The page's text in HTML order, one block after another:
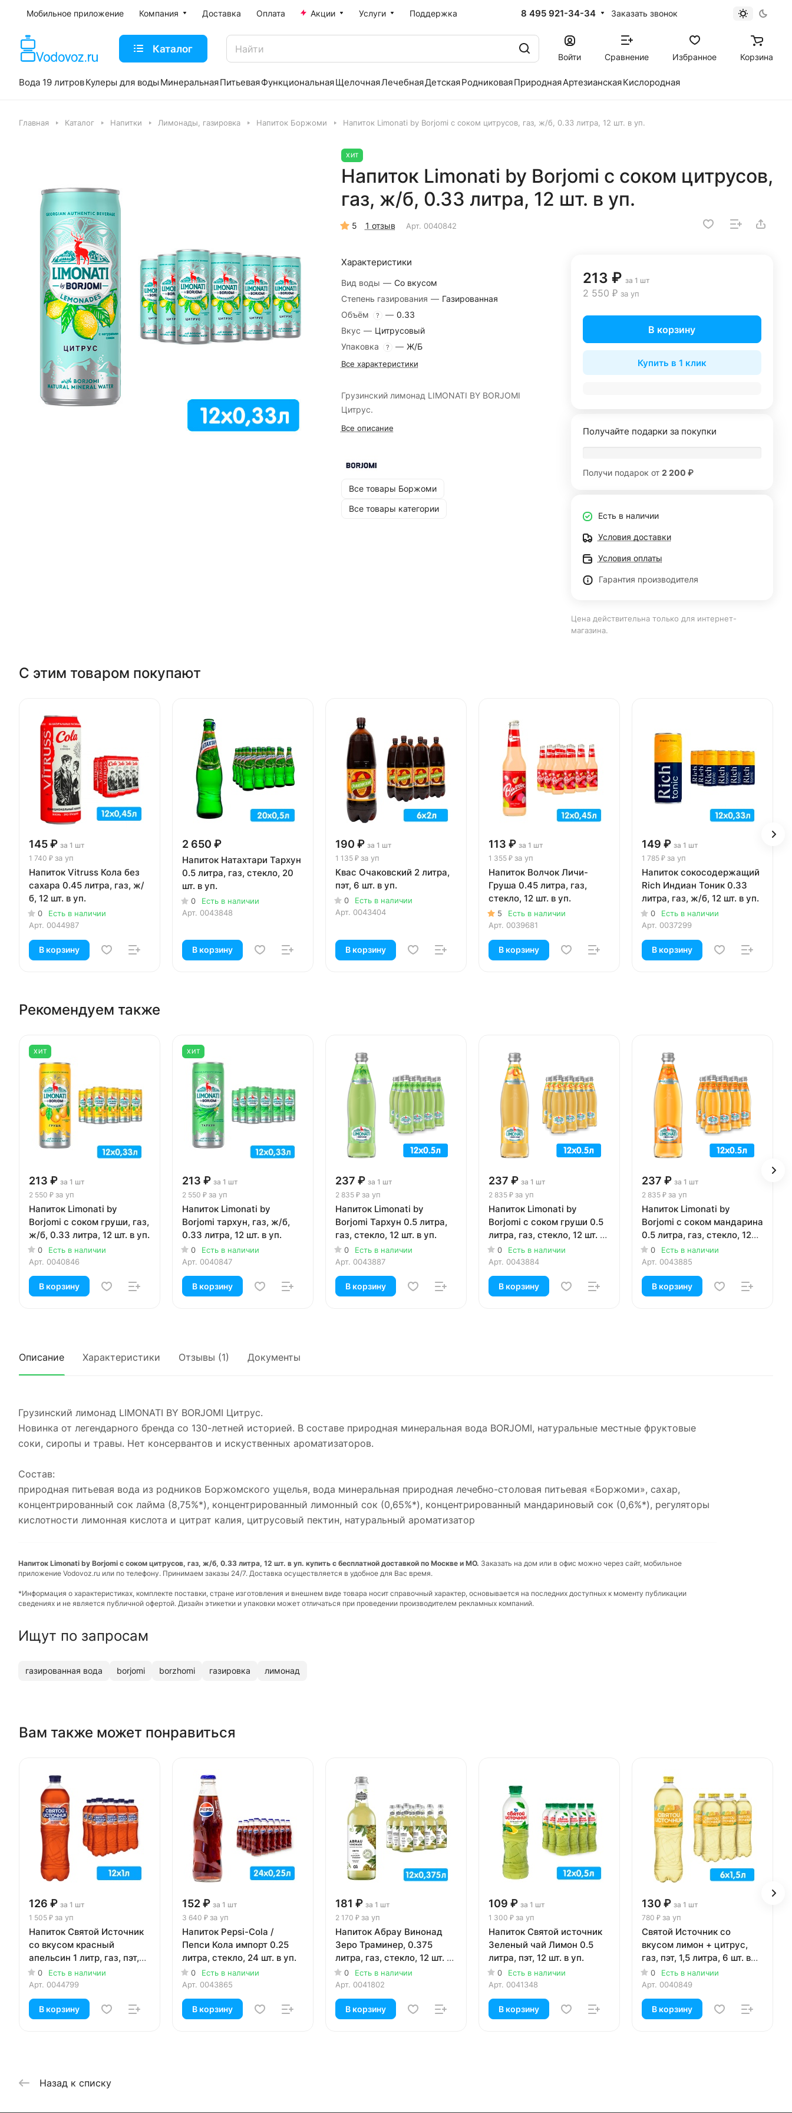
Мобильное приложение Компания Доставка Оплата Акции Услуги Поддержка 8 495 921-34-34 Заказать звонок
Каталог
Войти Сравнение Избранное Корзина
Вода 19 литровКулеры для воды МинеральнаяПитьеваяФункциональнаяЩелочнаяЛечебнаяДетскаяРодниковаяПрироднаяАртезианскаяКислородная
Главная Каталог Напитки Лимонады, газировка Напиток Боржоми Напиток Limonati by Borjomi с соком цитрусов, газ, ж/б, 0.33 литра, 12 шт. в уп.
ХИТ
Напиток Limonati by Borjomi с соком цитрусов,
газ, ж/б, 0.33 литра, 12 шт. в уп.
5 1 отзыв Арт. 0040842
Характеристики
Вид воды — Со вкусом
Степень газирования — Газированная
Объём
? — 0.33
Вкус — Цитрусовый
Упаковка
? — Ж/Б
Все характеристики
Грузинский лимонад LIMONATI BY BORJOMI
Цитрус.
Все описание
Все товары Боржоми
Все товары категории
213 ₽ за 1 шт
2 550 ₽ за уп
В корзину
Купить в 1 клик
Получайте подарки за покупки
Получи подарок от 2 200 ₽
Есть в наличии
Условия доставки
Условия оплаты
Гарантия производителя
Цена действительна только для интернет-
магазина.
С этим товаром покупают
145 ₽ за 1 шт
1 740 ₽ за уп
Напиток Vitruss Кола без
сахара 0.45 литра, газ, ж/
б, 12 шт. в уп.
0
Есть в наличии
Арт. 0044987
В корзину
2 650 ₽
Напиток Натахтари Тархун
0.5 литра, газ, стекло, 20
шт. в уп.
0
Есть в наличии
Арт. 0043848
В корзину
190 ₽ за 1 шт
1 135 ₽ за уп
Квас Очаковский 2 литра,
пэт, 6 шт. в уп.
0
Есть в наличии
Арт. 0043404
В корзину
113 ₽ за 1 шт
1 355 ₽ за уп
Напиток Волчок Личи-
Груша 0.45 литра, газ,
стекло, 12 шт. в уп.
5
Есть в наличии
Арт. 0039681
В корзину
149 ₽ за 1 шт
1 785 ₽ за уп
Напиток сокосодержащий
Rich Индиан Тоник 0.33
литра, газ, ж/б, 12 шт. в уп.
0
Есть в наличии
Арт. 0037299
В корзину
Рекомендуем также
ХИТ
213 ₽ за 1 шт
2 550 ₽ за уп
Напиток Limonati by
Borjomi с соком груши, газ,
ж/б, 0.33 литра, 12 шт. в уп.
0
Есть в наличии
Арт. 0040846
В корзину
ХИТ
213 ₽ за 1 шт
2 550 ₽ за уп
Напиток Limonati by
Borjomi тархун, газ, ж/б,
0.33 литра, 12 шт. в уп.
0
Есть в наличии
Арт. 0040847
В корзину
237 ₽ за 1 шт
2 835 ₽ за уп
Напиток Limonati by
Borjomi Тархун 0.5 литра,
газ, стекло, 12 шт. в уп.
0
Есть в наличии
Арт. 0043887
В корзину
237 ₽ за 1 шт
2 835 ₽ за уп
Напиток Limonati by
Borjomi с соком груши 0.5
литра, газ, стекло, 12 шт. в
уп.
0
Есть в наличии
Арт. 0043884
В корзину
237 ₽ за 1 шт
2 835 ₽ за уп
Напиток Limonati by
Borjomi с соком мандарина
0.5 литра, газ, стекло, 12
шт. в уп.
0
Есть в наличии
Арт. 0043885
В корзину
Описание Характеристики Отзывы (1) Документы
Грузинский лимонад LIMONATI BY BORJOMI Цитрус.
Новинка от легендарного бренда со 130-летней историей. В составе природная минеральная вода BORJOMI, натуральные местные фруктовые
соки, сиропы и травы. Нет консервантов и искуственных ароматизаторов.
Состав:
природная питьевая вода из родников Боржомского ущелья, вода минеральная природная лечебно-столовая питьевая «Боржоми», сахар,
концентрированный сок лайма (8,75%*), концентрированный лимонный сок (0,65%*), концентрированный мандариновый сок (0,6%*), регуляторы
кислотности лимонная кислота и цитрат калия, цитрусовый пектин, натуральный ароматизатор
Напиток Limonati by Borjomi с соком цитрусов, газ, ж/б, 0.33 литра, 12 шт. в уп. купить с бесплатной доставкой по Москве и МО. Заказать на дом или в офис можно через сайт, мобильное
приложение Vodovoz.ru или по телефону. Принимаем заказы 24/7. Доставка осуществляется в удобное для Вас время.
*Информация о характеристиках, комплекте поставки, стране изготовления и внешнем виде товара носит справочный характер, основывается на последних доступных к моменту публикации
сведениях и не является публичной офертой. Дизайн этикетки и упаковки может отличаться при проведении производителем рекламных компаний.
Ищут по запросам
газированная вода borjomi borzhomi газировка лимонад
Вам также может понравиться
126 ₽ за 1 шт
1 505 ₽ за уп
Напиток Святой Источник
со вкусом красный
апельсин 1 литр, газ, пэт,
12 шт. в уп.
0
Есть в наличии
Арт. 0044799
В корзину
152 ₽ за 1 шт
3 640 ₽ за уп
Напиток Pepsi-Cola /
Пепси Кола импорт 0.25
литра, стекло, 24 шт. в уп.
0
Есть в наличии
Арт. 0043865
В корзину
181 ₽ за 1 шт
2 170 ₽ за уп
Напиток Абрау Винонад
Зеро Траминер, 0.375
литра, газ, стекло, 12 шт. в
уп.
0
Есть в наличии
Арт. 0041802
В корзину
109 ₽ за 1 шт
1 300 ₽ за уп
Напиток Святой источник
Зеленый чай Лимон 0.5
литра, пэт, 12 шт. в уп.
0
Есть в наличии
Арт. 0041348
В корзину
130 ₽ за 1 шт
780 ₽ за уп
Святой Источник со
вкусом лимон + цитрус,
газ, пэт, 1,5 литра, 6 шт. в
уп.
0
Есть в наличии
Арт. 0040849
В корзину
Назад к списку